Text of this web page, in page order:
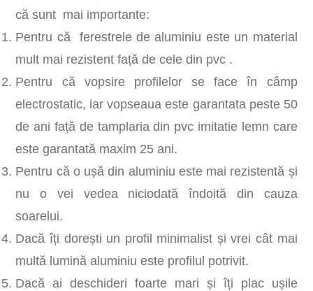
că sunt mai importante:
Pentru că ferestrele de aluminiu este un material
mult mai rezistent față de cele din pvc .
Pentru că vopsire profilelor se face în câmp
electrostatic, iar vopseaua este garantata peste 50
de ani față de tamplaria din pvc imitatie lemn care
este garantată maxim 25 ani.
Pentru că o ușă din aluminiu este mai rezistentă și
nu o vei vedea niciodată îndoită din cauza
soarelui.
Dacă îți dorești un profil minimalist și vrei cât mai
multă lumină aluminiu este profilul potrivit.
Dacă ai deschideri foarte mari și îți plac ușile